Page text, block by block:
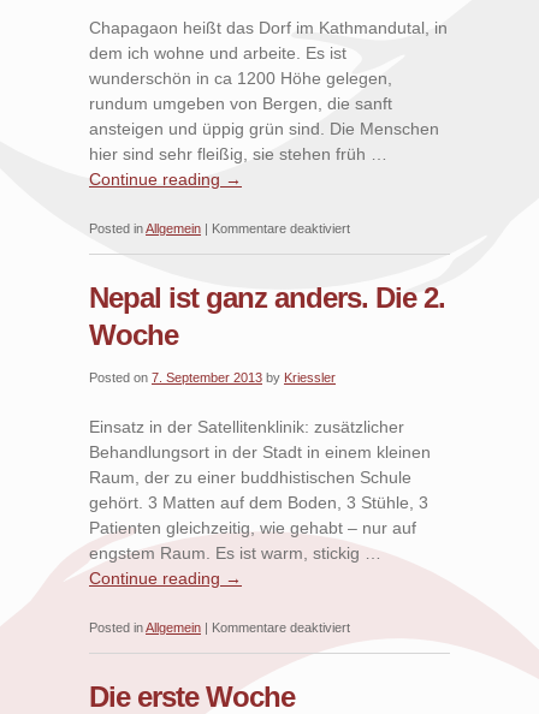
Chapagaon heißt das Dorf im Kathmandutal, in
dem ich wohne und arbeite. Es ist
wunderschön in ca 1200 Höhe gelegen,
rundum umgeben von Bergen, die sanft
ansteigen und üppig grün sind. Die Menschen
hier sind sehr fleißig, sie stehen früh …
Continue reading →
Posted inAllgemein | Kommentare deaktiviertfür
Chapagaon
Nepal ist ganz anders. Die 2.
Woche
Posted on 7. September 2013 by Kriessler
Einsatz in der Satellitenklinik: zusätzlicher
Behandlungsort in der Stadt in einem kleinen
Raum, der zu einer buddhistischen Schule
gehört. 3 Matten auf dem Boden, 3 Stühle, 3
Patienten gleichzeitig, wie gehabt – nur auf
engstem Raum. Es ist warm, stickig …
Continue reading →
Posted inAllgemein | Kommentare deaktiviertfür
Nepal
Die erste Woche